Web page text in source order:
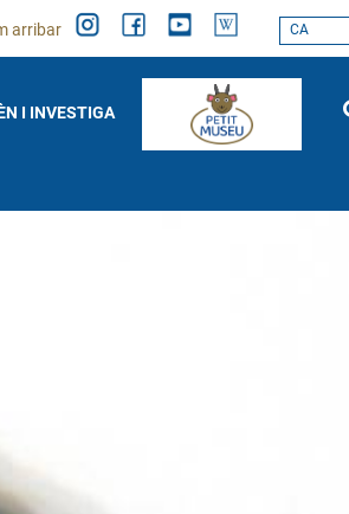
arribar CA
I INVESTIGA